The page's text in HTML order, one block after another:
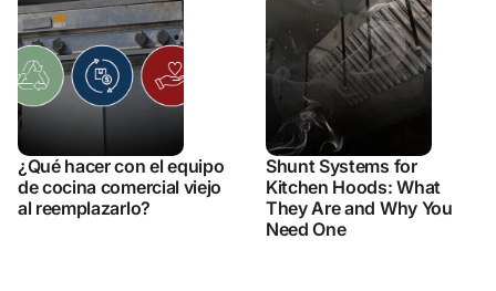
¿Qué hacer con el equipo
de cocina comercial viejo
al reemplazarlo?
Shunt Systems for
Kitchen Hoods: What
They Are and Why You
Need One